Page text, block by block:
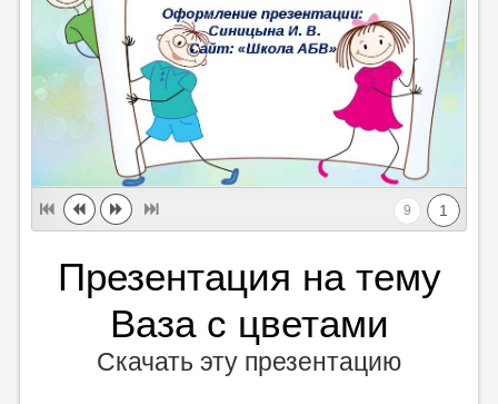
1
9
Презентация на тему
Ваза с цветами
Скачать эту презентацию